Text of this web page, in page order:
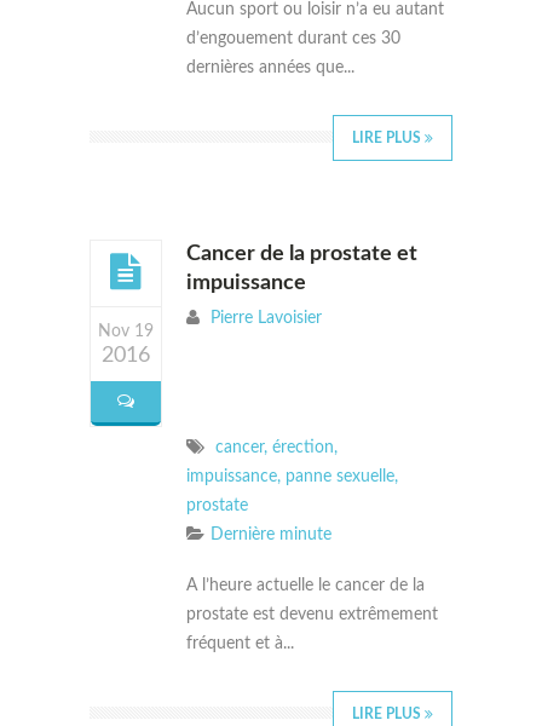
Aucun sport ou loisir n’a eu autant
d’engouement durant ces 30
dernières années que...
LIRE PLUS
Nov 19
2016
Cancer de la prostate et
impuissance
Pierre Lavoisier
cancer, érection,
impuissance, panne sexuelle,
prostate
Dernière minute
A l’heure actuelle le cancer de la
prostate est devenu extrêmement
fréquent et à...
LIRE PLUS